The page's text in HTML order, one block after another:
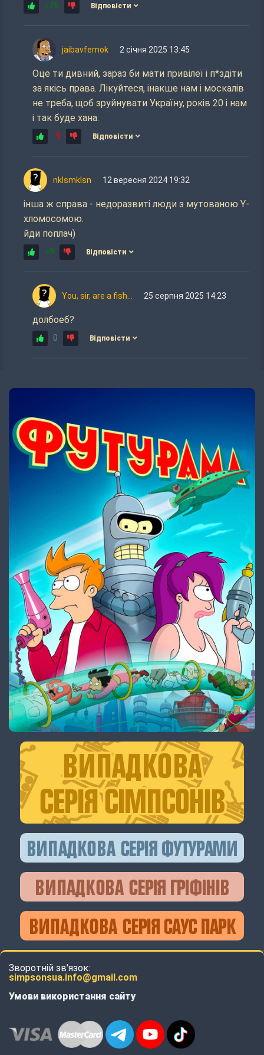
+26 Відповісти
jaibavfemok 2 січня 2025 13:45
Оце ти дивний, зараз би мати привілеї і п*здіти
за якісь права. Лікуйтеся, інакше нам і москалів
не треба, щоб зруйнувати Україну, років 20 і нам
і так буде хана.
-9 Відповісти
nklsmklsn 12 вересня 2024 19:32
інша ж справа - недоразвиті люди з мутованою Y-
хломосомою.
йди поплач)
+9 Відповісти
You, sir, are a fish... 25 серпня 2025 14:23
долбоеб?
0 Відповісти
Зворотній зв'язок:
simpsonsua.info@gmail.com
Умови використання сайту